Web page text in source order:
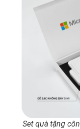
Set quà tặng